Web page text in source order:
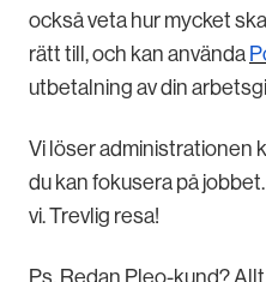
också veta hur mycket
rätt till, och kan använda
utbetalning av din
Vi löser administrationen
du kan fokusera på
vi. Trevlig resa!
Ps. Redan Pleo-kund?